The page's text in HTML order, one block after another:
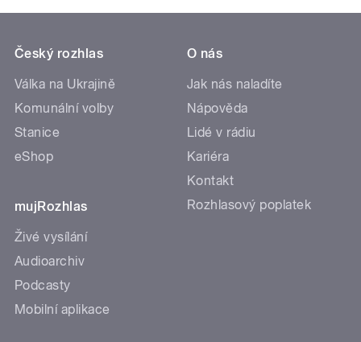
Český rozhlas
Válka na Ukrajině
Komunální volby
Stanice
eShop
mujRozhlas
Živé vysílání
Audioarchiv
Podcasty
Mobilní aplikace
O nás
Jak nás naladíte
Nápověda
Lidé v rádiu
Kariéra
Kontakt
Rozhlasový poplatek